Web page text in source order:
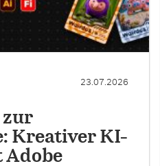
23.07.2026
zur
Kreativer KI-
Adobe